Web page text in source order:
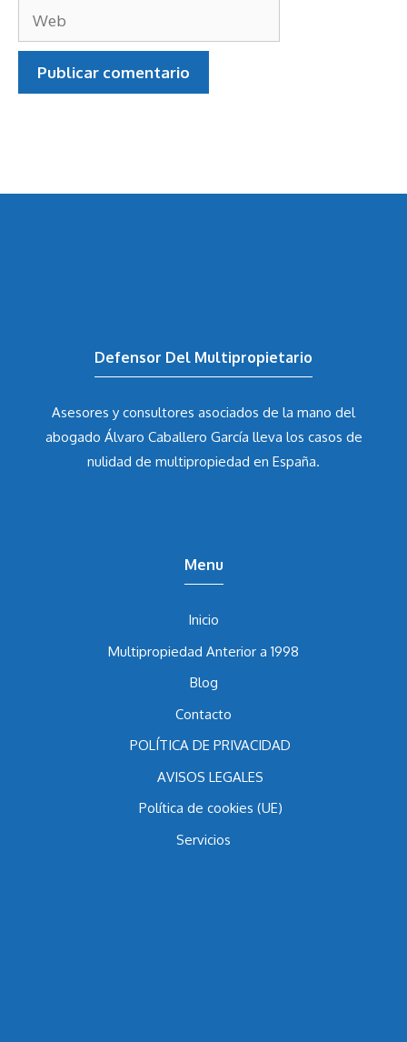
electrónico
Web
Asesores y consultores asociados de la mano del
abogado Álvaro Caballero Garcíalleva los casos de
Inicio
Multipropiedad Anterior a 1998
Blog
Contacto
POLÍTICA DE PRIVACIDAD
AVISOS LEGALES
Política de cookies (UE)